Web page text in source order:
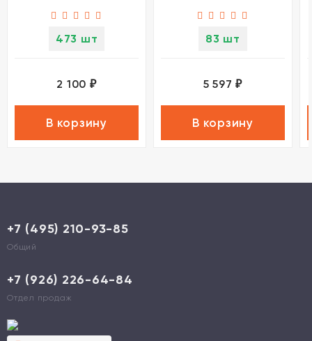
473 шт
2 100 ₽
В корзину
83 шт
5 597₽
В корзину
+7 (495) 210-93-85
Общий
+7 (926) 226-64-84
Отдел продаж